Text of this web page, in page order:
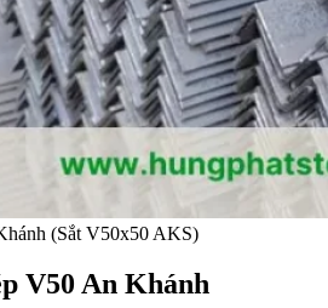
(Sắt V50x50 AKS)
V50 An Khánh